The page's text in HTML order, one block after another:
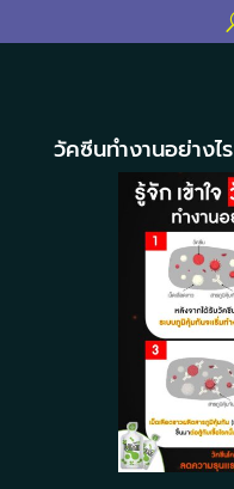
วัคซีนทำงานอย่างไร